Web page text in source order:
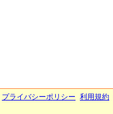
プライバシーポリシー 利用規約